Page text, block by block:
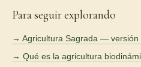
Para seguir explorando
→ Agricultura Sagrada — versión
→ Qué es la agricultura